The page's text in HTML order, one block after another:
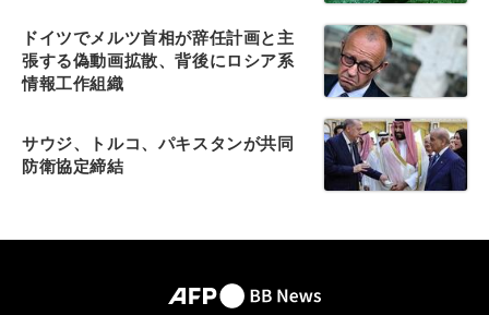
ドイツでメルツ首相が辞任計画と主
張する偽動画拡散、背後にロシア系
情報工作組織
サウジ、トルコ、パキスタンが共同
防衛協定締結